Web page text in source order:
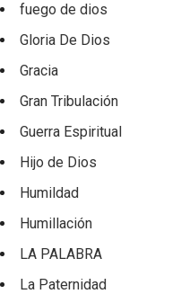
fuego de dios
Gloria De Dios
Gracia
Gran Tribulación
Guerra Espiritual
Hijo de Dios
Humildad
Humillación
LA PALABRA
La Paternidad